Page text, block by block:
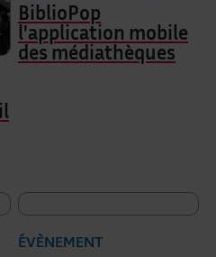
BiblioPop
l'application mobile
des médiathèques
ÉVÈNEMENT